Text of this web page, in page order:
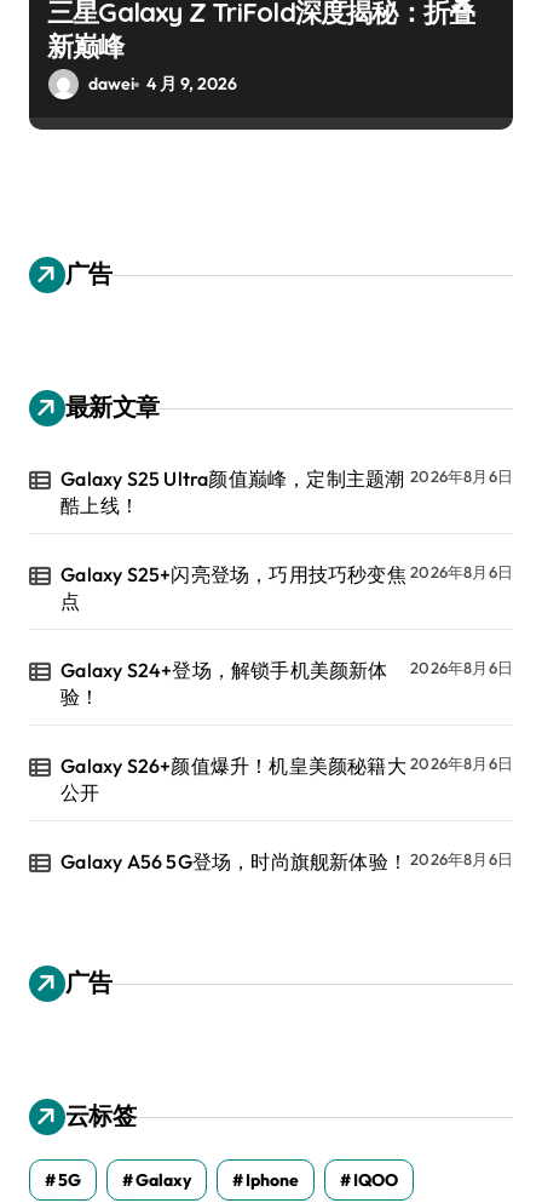
三星Galaxy Z TriFold深度揭秘：折叠
新巅峰
dawei 4 月 9, 2026
广告
最新文章
Galaxy S25 Ultra颜值巅峰，定制主题潮
酷上线！
2026年8月6日
Galaxy S25+闪亮登场，巧用技巧秒变焦
点
2026年8月6日
Galaxy S24+登场，解锁手机美颜新体
验！
2026年8月6日
Galaxy S26+颜值爆升！机皇美颜秘籍大
公开
2026年8月6日
Galaxy A56 5G登场，时尚旗舰新体验！ 2026年8月6日
广告
云标签
5G Galaxy Iphone IQOO